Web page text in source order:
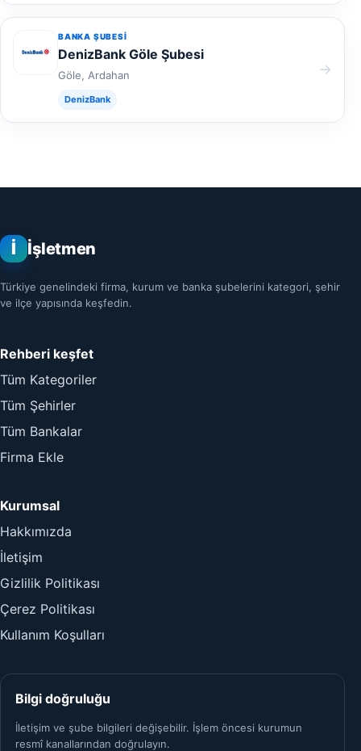
BANKA ŞUBESI
DenizBank Göle Şubesi
Göle, Ardahan
DenizBank
→
İ İşletmen
Türkiye genelindeki firma, kurum ve banka şubelerini kategori, şehir
ve ilçe yapısında keşfedin.
Rehberi keşfet
Tüm Kategoriler
Tüm Şehirler
Tüm Bankalar
Firma Ekle
Kurumsal
Hakkımızda
İletişim
Gizlilik Politikası
Çerez Politikası
Kullanım Koşulları
Bilgi doğruluğu
İletişim ve şube bilgileri değişebilir. İşlem öncesi kurumun
resmî kanallarından doğrulayın.